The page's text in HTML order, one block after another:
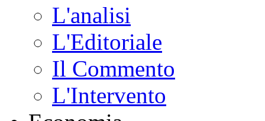
L'analisi
L'Editoriale
Il Commento
L'Intervento